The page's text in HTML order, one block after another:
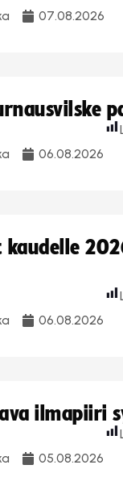
07.08.2026
06.08.2026
kaudelle
06.08.2026
ilmapiiri
05.08.2026